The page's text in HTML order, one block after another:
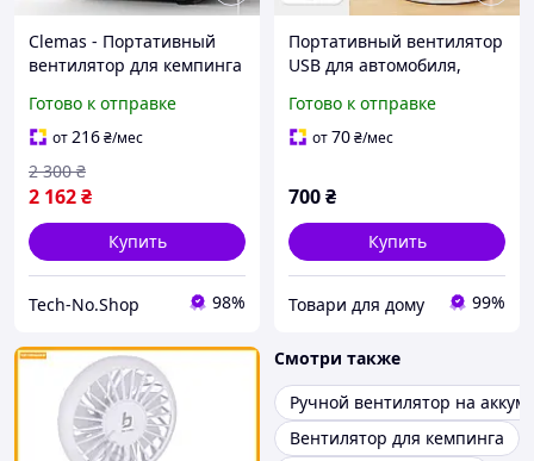
Clemas - Портативный
вентилятор для кемпинга
аккумуляторный 14000
мАч, RGB-подсветка,
таймер
Готово к отправке
от216₴/мес
2 162₴
2 300 ₴
Купить
Tech-No.Shop 98%
Портативный вентилятор
USB для автомобиля,
скорости
Готово к отправке
от70₴/мес
700₴
Купить
Товари для дому 99%
Смотри также
Ручной вентилятор на
Вентилятор для кемпинга